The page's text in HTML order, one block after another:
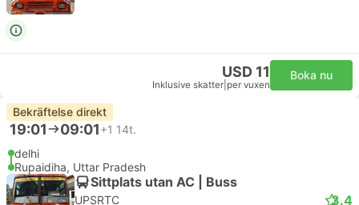
USD 11
Inklusive skatter per vuxen
Boka nu
Bekräftelse direkt
19:01 09:01+1 14t.
delhi
Rupaidiha, Uttar Pradesh
Sittplats utan AC | Buss
UPSRTC 3.4